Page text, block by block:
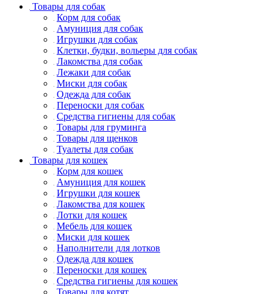
Товары для собак
Корм для собак
Амуниция для собак
Игрушки для собак
Клетки, будки, вольеры для собак
Лакомства для собак
Лежаки для собак
Миски для собак
Одежда для собак
Переноски для собак
Средства гигиены для собак
Товары для груминга
Товары для щенков
Туалеты для собак
Товары для кошек
Корм для кошек
Амуниция для кошек
Игрушки для кошек
Лакомства для кошек
Лотки для кошек
Мебель для кошек
Миски для кошек
Наполнители для лотков
Одежда для кошек
Переноски для кошек
Средства гигиены для кошек
Товары для котят